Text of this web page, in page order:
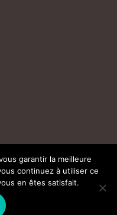
garantir la meilleure
continuez à utiliser ce
en êtes satisfait.